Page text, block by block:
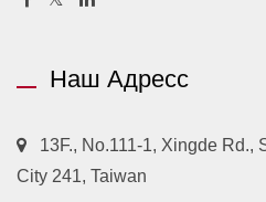
Наш Адресс
13F., No.111-1, Xingde Rd.,
City 241, Taiwan